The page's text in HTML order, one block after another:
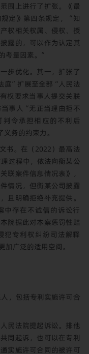
围上进行了扩张。《最
定》第四条规定，“知
权相关权属、侵权、授
露的，可以作为认定其
考量因素。”
步优化。其一，扩张了
庭”扩展至全部“人民法
权要求当事人提交关联
事人“无正当理由拒不
令承担相应的不利后
务的约束力。
书。在（2022）最高法
过程中，依法向衡某公
联案件信息情况表》，
情况，但衡某公司披露
且明确拒绝补充提供。
存在不诚信的诉讼行
院据此对本案惩罚性赔
犯专利权纠纷司法解释
加广泛的适用空间。
，包括专利实施许可合
民法院提起诉讼。排他
同起诉，也可以在专利
实施许可合同的被许可